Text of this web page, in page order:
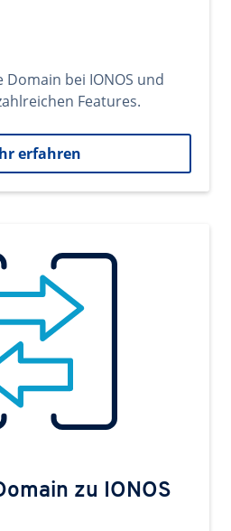
Domain bei IONOS und
Features.
erfahren
zu IONOS